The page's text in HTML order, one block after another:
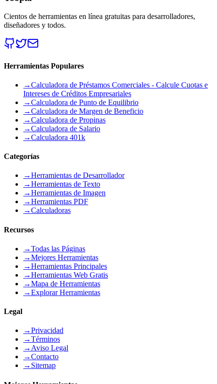
Cientos de herramientas en línea gratuitas para desarrolladores,
diseñadores y todos.
Herramientas Populares
→Calculadora de Préstamos Comerciales - Calcule Cuotas e
Intereses de Créditos Empresariales
→Calculadora de Punto de Equilibrio
→Calculadora de Margen de Beneficio
→Calculadora de Propinas
→Calculadora de Salario
→Calculadora 401k
Categorías
→Herramientas de Desarrollador
→Herramientas de Texto
→Herramientas de Imagen
→Herramientas PDF
→Calculadoras
Recursos
→Todas las Páginas
→Mejores Herramientas
→Herramientas Principales
→Herramientas Web Gratis
→Mapa de Herramientas
→Explorar Herramientas
Legal
→Privacidad
→Términos
→Aviso Legal
→Contacto
→ Sitemap